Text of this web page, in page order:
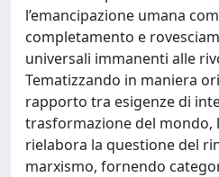
l’emancipazione umana
completamento e
universali immanenti alle
Tematizzando in maniera
rapporto tra esigenze di
trasformazione del mondo,
rielabora la questione del
marxismo, fornendo